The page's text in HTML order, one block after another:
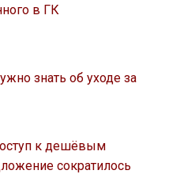
в ГК
знать об уходе за
к дешёвым
сократилось